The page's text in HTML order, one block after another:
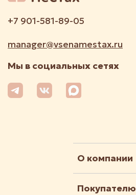
О компании
Покупателю
+7 901-581-89-05
manager@vsenamestax.ru
Мы в социальных сетях